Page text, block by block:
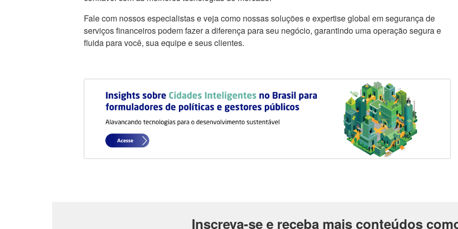
Fale com nossos especialistas e veja como nossas soluções e expertise global em segurança de
serviços financeiros podem fazer a diferença para seu negócio, garantindo uma operação segura e
fluida para você, sua equipe e seus clientes.
Inscreva-se e receba mais conteúdos